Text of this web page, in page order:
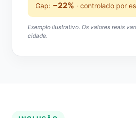
Gap: −22% · controlado por
Exemplo ilustrativo. Os valores reais
cidade.